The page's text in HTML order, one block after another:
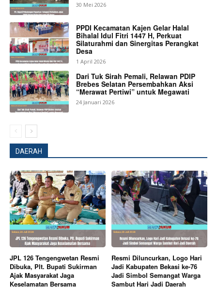
News Week
Magazine PRO
30 Mei 2026
PPDI Kecamatan Kajen Gelar Halal
Bihalal Idul Fitri 1447 H, Perkuat
Silaturahmi dan Sinergitas Perangkat
Desa
1 April 2026
Dari Tuk Sirah Pemali, Relawan PDIP
Brebes Selatan Persembahkan Aksi
“Merawat Pertiwi” untuk Megawati
24 Januari 2026
DAERAH
JPL 126 Tengengwetan Resmi
Dibuka, Plt. Bupati Sukirman
Ajak Masyarakat Jaga
Keselamatan Bersama
Resmi Diluncurkan, Logo Hari
Jadi Kabupaten Bekasi ke-76
Jadi Simbol Semangat Warga
Sambut Hari Jadi Daerah